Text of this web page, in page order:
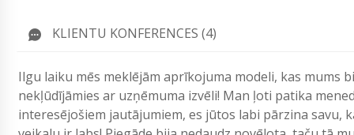
KLIENTU KONFERENCES (4)
Ilgu laiku mēs meklējām aprīkojuma modeli, kas mums
nekļūdījāmies ar uzņēmuma izvēli! Man ļoti patika
interesējošiem jautājumiem, es jūtos labi pārzina